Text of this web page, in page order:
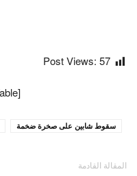
Post Views: 57
[AlbaSportTable]
سقوط شابين على صخرة ضخمة
المقالة القادمة